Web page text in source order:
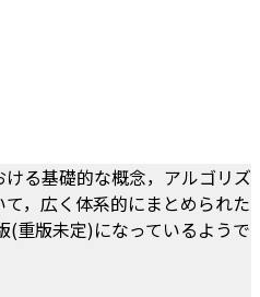
る基礎的な概念，アルゴリズ
，広く体系的にまとめられた
(重版未定)になっているようで